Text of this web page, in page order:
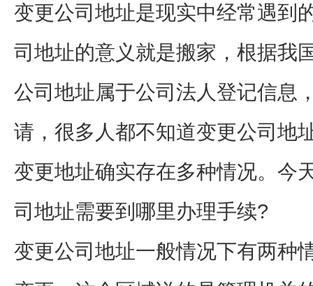
变更公司地址是现实中经常遇到
司地址的意义就是搬家，根据我
公司地址属于公司法人登记信息
请，很多人都不知道变更公司地
变更地址确实存在多种情况。今
司地址需要到哪里办理手续?
变更公司地址一般情况下有两种